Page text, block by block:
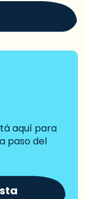
aquí para
paso del